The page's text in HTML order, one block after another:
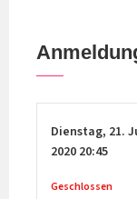
Dienstag, 21.
2020 20:45
Geschlossen